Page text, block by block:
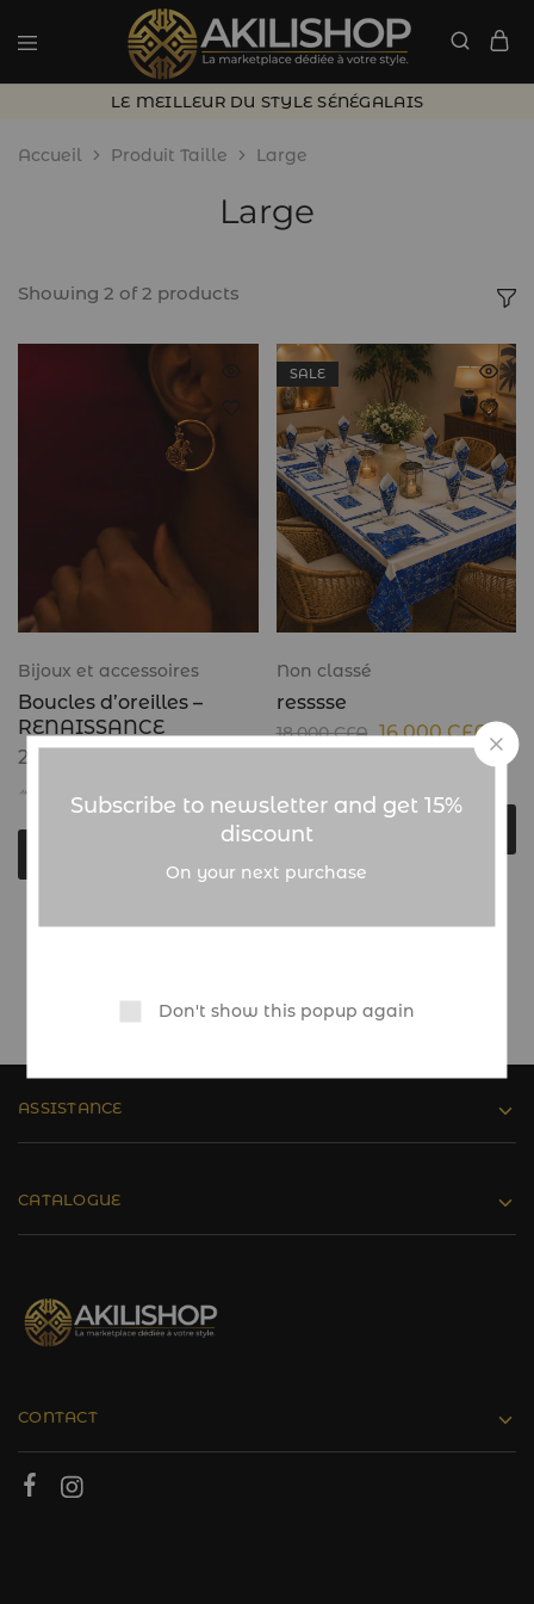
LE MEILLEUR DU STYLE SÉNÉGALAIS
Accueil Produit Taille Large
Large
Showing 2 of2 products
Bijoux et accessoires
Boucles d’oreilles –
RENAISSANCE
20.000
ABARINGS
SALE
Non classé
resssse
18.000CFA 16.000CFA
ASSISTANCE
CATALOGUE
CONTACT
Subscribe to newsletter and get 15%
discount
On your next purchase
Don't show this popup again